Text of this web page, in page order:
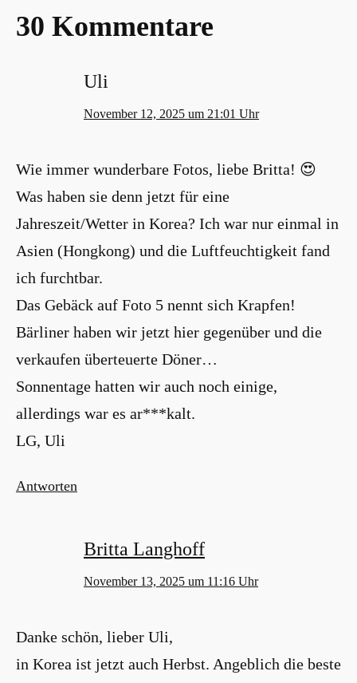
30 Kommentare
Uli
November 12, 2025 um 21:01 Uhr
Wie immer wunderbare Fotos, liebe Britta! 😍
Was haben sie denn jetzt für eine
Jahreszeit/Wetter in Korea? Ich war nur einmal in
Asien (Hongkong) und die Luftfeuchtigkeit fand
ich furchtbar.
Das Gebäck auf Foto 5 nennt sich Krapfen!
Bärliner haben wir jetzt hier gegenüber und die
verkaufen überteuerte Döner…
Sonnentage hatten wir auch noch einige,
allerdings war es ar***kalt.
LG, Uli
Antworten
Britta Langhoff
November 13, 2025 um 11:16 Uhr
Danke schön, lieber Uli,
in Korea ist jetzt auch Herbst. Angeblich die beste